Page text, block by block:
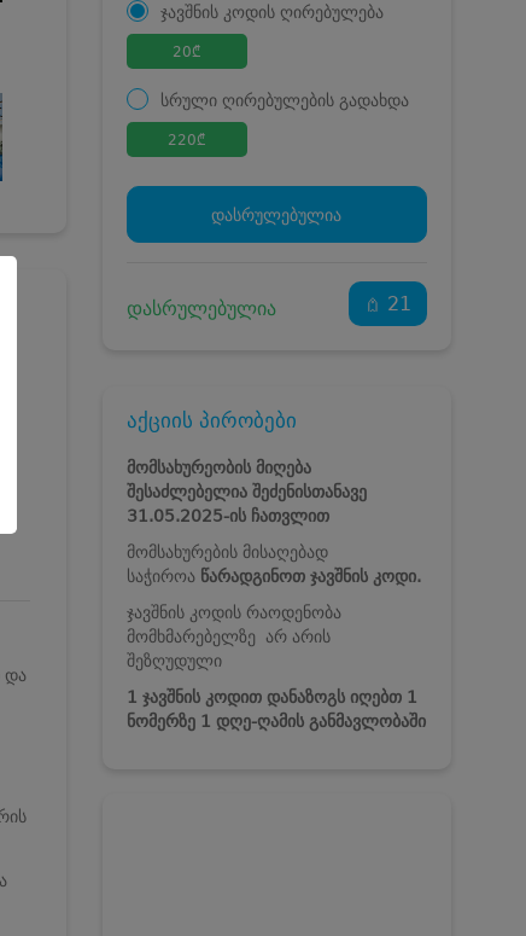
და
ჯავშნის კოდის ღირებულება
20₾
სრული ღირებულების გადახდა
220₾
ჯავშნის კოდი
20 ₾
დამატებითი საწოლი
კვება
0 ₾
200 ₾
დასრულებულია
დასრულებულია 21
აქციის პირობები
მომსახურეობის მიღება
შესაძლებელია შეძენისთანავე
31.05.2025-ის ჩათვლით
მომსახურების მისაღებად
საჭიროაწარადგინოთ ჯავშნის კოდი.
ჯავშნის კოდის რაოდენობა
მომხმარებელზე არ არის
შეზღუდული
1 ჯავშნის კოდით დანაზოგს იღებთ 1
ნომერზე 1 დღე-ღამის განმავლობაში